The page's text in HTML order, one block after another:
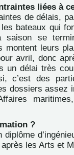
liées à
de délais,
bateaux qui
saison se
montent leurs
avril, donc
un délai très
c’est des
dossiers assez
?
les Arts et